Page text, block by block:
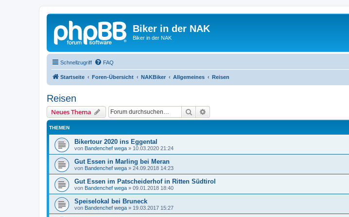
Biker in der NAK
Biker in der NAK
Schnellzugriff FAQ
Startseite Foren-Übersicht NAKBiker Allgemeines Reisen
Reisen
Neues Thema Suche
THEMEN
Bikertour 2020 ins Eggental
von Bandenchef wega » 10.03.2020 21:24
Gut Essen in Marling bei Meran
von Bandenchef wega » 24.09.2018 14:23
Gut Essen im Patscheiderhof in Ritten Südtirol
von Bandenchef wega » 09.01.2018 18:40
Speiselokal bei Bruneck
von Bandenchef wega » 19.03.2017 15:27